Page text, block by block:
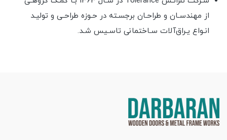
از مهندسـان و طراحـان برجسـته در حـوزه طراحـی و تولیـد
انـواع یـراق‌آلات سـاختمانی تاسـیس شـد.